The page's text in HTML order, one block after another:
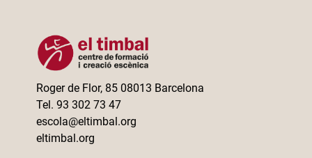
Roger de Flor, 85 08013 Barcelona
Tel. 93 302 73 47
escola@eltimbal.org
eltimbal.org